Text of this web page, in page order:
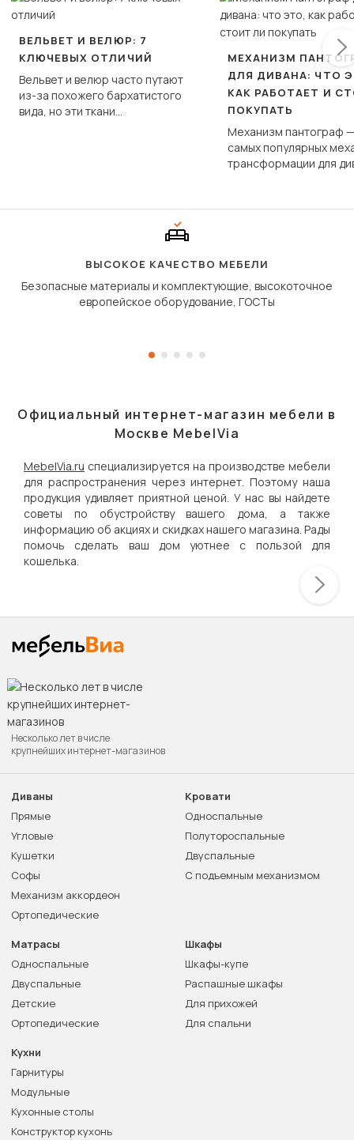
ВЕЛЬВЕТ И ВЕЛЮР: 7
КЛЮЧЕВЫХ ОТЛИЧИЙ
Вельвет и велюр часто путают
из-за похожего бархатистого
вида, но эти ткани
МЕХАНИЗМ
ДЛЯ ДИВАНА: ЧТО
КАК РАБОТАЕТ И
ПОКУПАТЬ
Механизм пантограф
самых популярных
трансформации для
сиденье не
дугообразной
ВЫСОКОЕ КАЧЕСТВО МЕБЕЛИ
Безопасные материалы и комплектующие, высокоточное
европейское оборудование, ГОСТы
Официальный интернет-магазин мебели в
Москве MebelVia
MebelVia.ru специализируется на производстве мебели
для распространения через интернет. Поэтому наша
продукция удивляет приятной ценой. У нас вы найдете
советы по обустройству вашего дома, а также
информацию об акциях и скидках нашего магазина. Рады
помочь сделать ваш дом уютнее с пользой для
кошелька.
Несколько лет в числе
крупнейших интернет-магазинов
Диваны
Прямые
Угловые
Кушетки
Софы
Механизм аккордеон
Ортопедические
Кровати
Односпальные
Полутороспальные
Двуспальные
С подъемным механизмом
Матрасы
Односпальные
Двуспальные
Детские
Ортопедические
Шкафы
Шкафы-купе
Распашные шкафы
Для прихожей
Для спальни
Кухни
Гарнитуры
Модульные
Кухонные столы
Конструктор кухонь